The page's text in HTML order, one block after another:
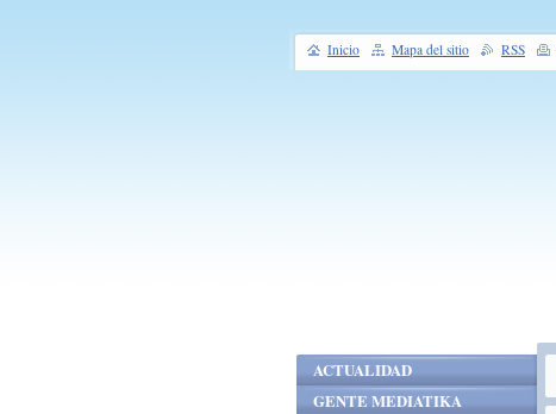
ACTUALIDAD
GENTE MEDIATIKA
Inicio Mapa del sitio RSS